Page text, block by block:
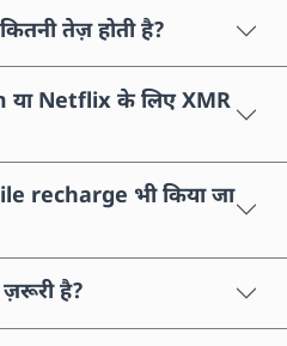
तेज़ होती है?
या Netflix के लिए XMR
recharge भी किया जा
है?